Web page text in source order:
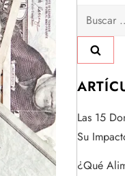
Buscar:
Las 15
Su
¿Qué